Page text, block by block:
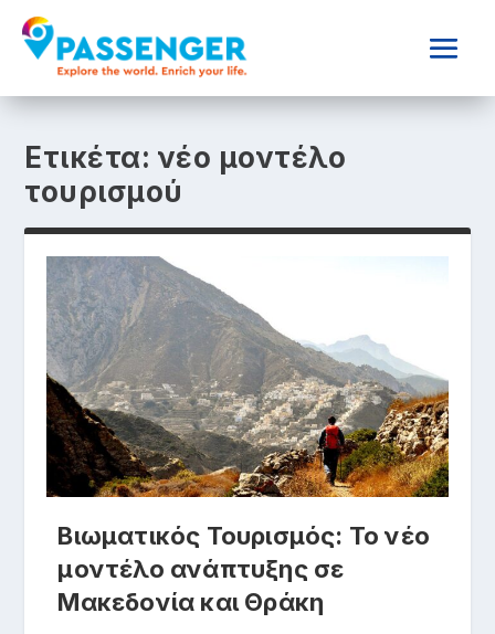
Ετικέτα: νέο μοντέλο
τουρισμού
Βιωματικός Τουρισμός: Το νέο
μοντέλο ανάπτυξης σε
Μακεδονία και Θράκη